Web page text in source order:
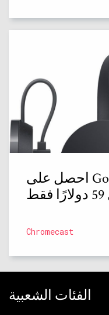
احصل على Google Chromecast Ultra
Chromecast
الفئات الشعبية